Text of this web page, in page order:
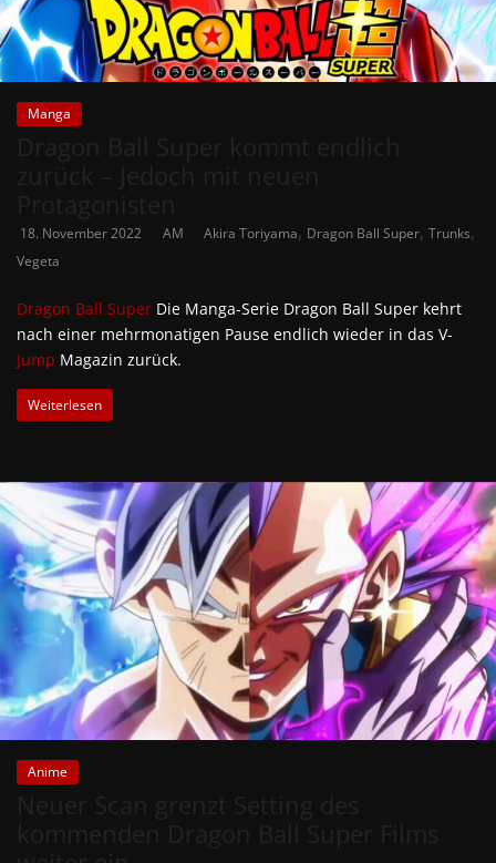
Manga
18. November 2022 AM Akira Toriyama, Dragon Ball Super, Trunks,
Vegeta
Dragon Ball Super Die Manga-Serie Dragon Ball Super kehrt
nach einer mehrmonatigen Pause endlich wieder in das V-
Jump Magazin zurück.
Weiterlesen
Anime